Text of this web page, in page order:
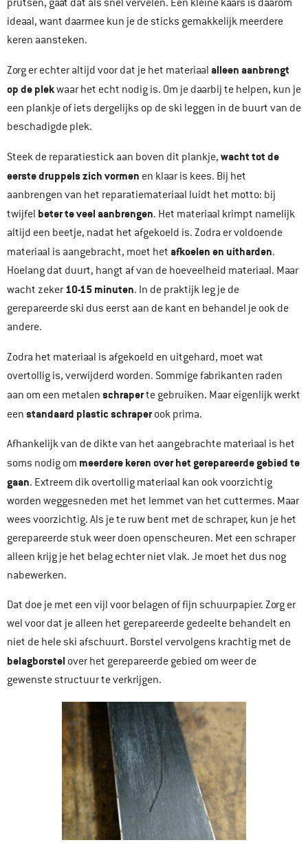
ideaal, want daarmee kun je de sticks gemakkelijk meerdere
keren aansteken.
Zorg er echter altijd voor dat je het materiaal alleen aanbrengt
op de plekwaar het echt nodig is. Om je daarbij te helpen, kun je
een plankje of iets dergelijks op de ski leggen in de buurt van de
beschadigde plek.
Steek de reparatiestick aan boven dit plankje, wacht tot de
eerste druppels zich vormen en klaar is kees. Bij het
aanbrengen van het reparatiemateriaal luidt het motto: bij
twijfel beter te veel aanbrengen. Het materiaal krimpt namelijk
altijd een beetje, nadat het afgekoeld is. Zodra er voldoende
materiaal is aangebracht, moet het afkoelen en uitharden.
Hoelang dat duurt, hangt af van de hoeveelheid materiaal. Maar
wacht zeker 10-15 minuten. In de praktijk leg je de
gerepareerde ski dus eerst aan de kant en behandel je ook de
andere.
Zodra het materiaal is afgekoeld en uitgehard, moet wat
overtollig is, verwijderd worden. Sommige fabrikanten raden
aan om een metalen schraperte gebruiken. Maar eigenlijk werkt
een standaard plastic schraperook prima.
Afhankelijk van de dikte van het aangebrachte materiaal is het
soms nodig om meerdere keren over het gerepareerde gebied te
gaan. Extreem dik overtollig materiaal kan ook voorzichtig
worden weggesneden met het lemmet van het cuttermes. Maar
wees voorzichtig. Als je te ruw bent met de schraper, kun je het
gerepareerde stuk weer doen openscheuren. Met een schraper
alleen krijg je het belag echter niet vlak. Je moet het dus nog
nabewerken.
Dat doe je met een vijl voor belagen of fijn schuurpapier. Zorg er
wel voor dat je alleen het gerepareerde gedeelte behandelt en
niet de hele ski afschuurt. Borstel vervolgens krachtig met de
belagborstel over het gerepareerde gebied om weer de
gewenste structuur te verkrijgen.